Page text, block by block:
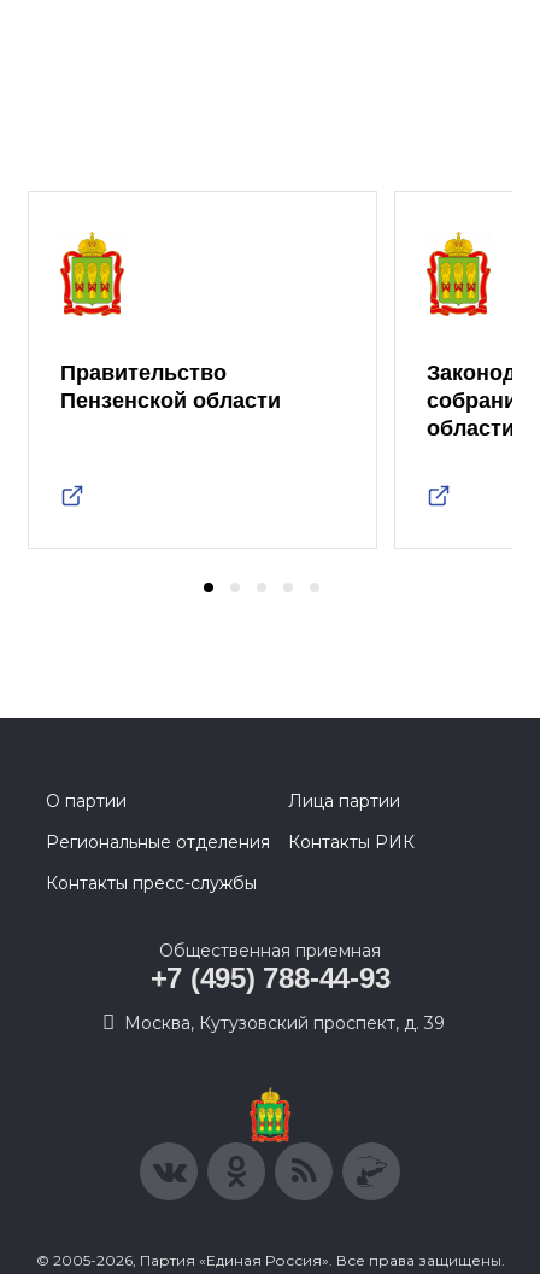
Правительство
Пензенской области
собрание
области
О партии
Лица партии
Региональные отделения
Контакты РИК
Контакты пресс-службы
Общественная приемная
+7 (495) 788-44-93
Москва, Кутузовский проспект, д. 39
© 2005-2026, Партия «Единая Россия». Все права защищены.